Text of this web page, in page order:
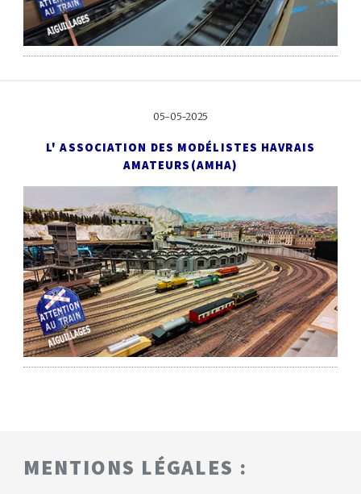
05-05-2025
L' ASSOCIATION DES MODÉLISTES HAVRAIS
AMATEURS (AMHA)
MENTIONS LÉGALES :